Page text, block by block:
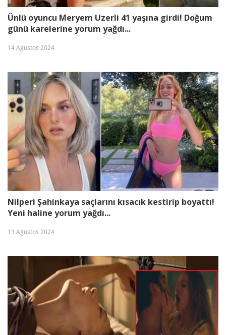
Ünlü oyuncu Meryem Uzerli 41 yaşına girdi! Doğum
günü karelerine yorum yağdı...
14 Ağustos 2024
Nilperi Şahinkaya saçlarını kısacık kestirip boyattı!
Yeni haline yorum yağdı...
13 Ağustos 2024